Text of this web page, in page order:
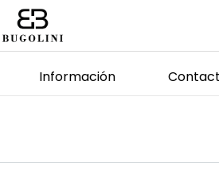
Información